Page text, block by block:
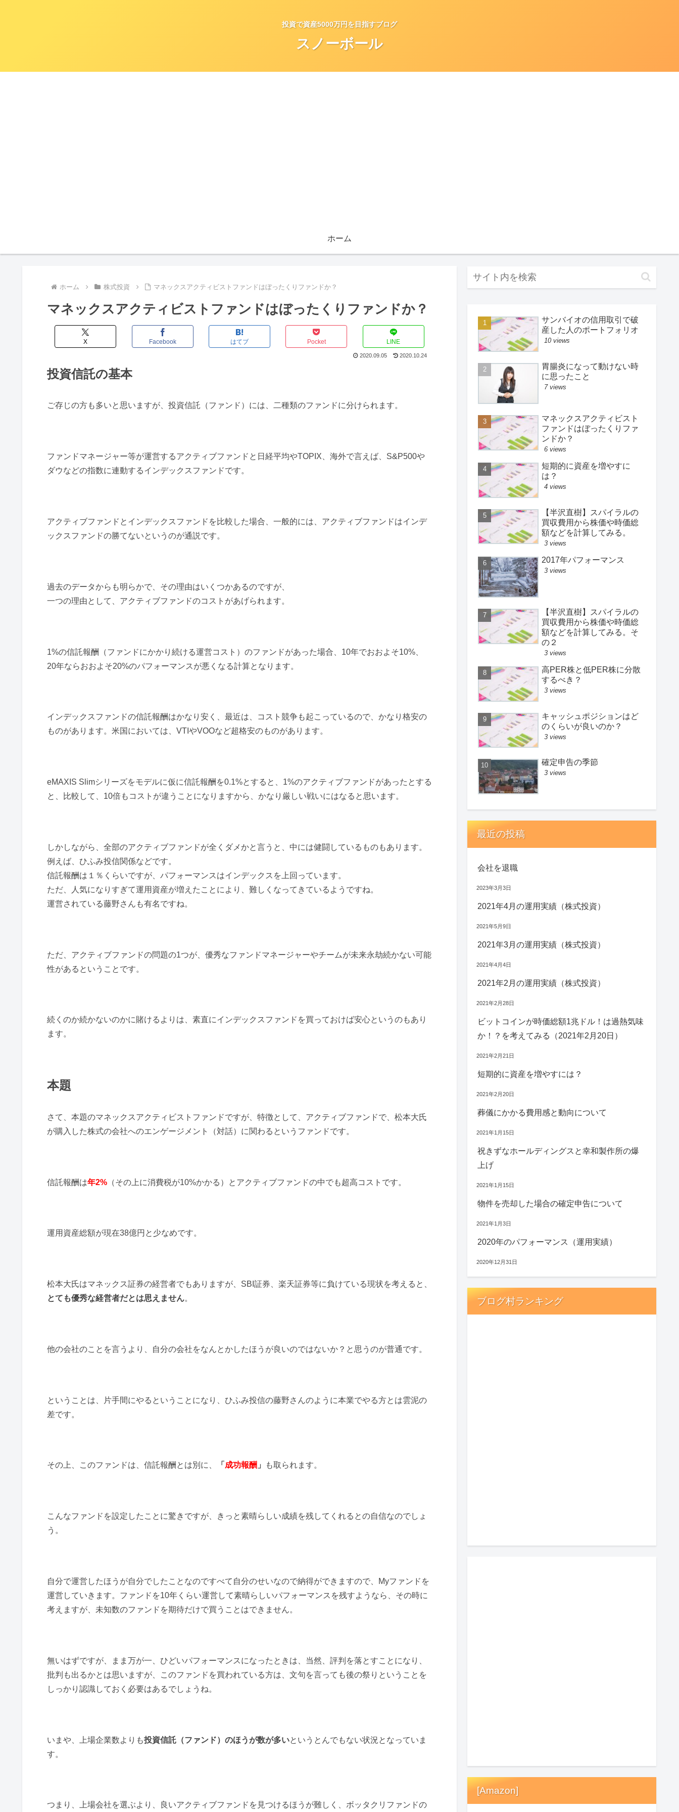
投資で資産5000万円を目指すブログ
スノーボール
ホーム
ホーム 株式投資 マネックスアクティビストファンドはぼったくりファンドか？
マネックスアクティビストファンドはぼったくりファンドか？
X Facebook はてブ Pocket LINE
2020.09.05 2020.10.24
投資信託の基本
ご存じの方も多いと思いますが、投資信託（ファンド）には、二種類のファンドに分けられます。
ファンドマネージャー等が運営するアクティブファンドと日経平均やTOPIX、海外で言えば、S&P500や
ダウなどの指数に連動するインデックスファンドです。
アクティブファンドとインデックスファンドを比較した場合、一般的には、アクティブファンドはインデ
ックスファンドの勝てないというのが通説です。
過去のデータからも明らかで、その理由はいくつかあるのですが、
一つの理由として、アクティブファンドのコストがあげられます。
1%の信託報酬（ファンドにかかり続ける運営コスト）のファンドがあった場合、10年でおおよそ10%、
20年ならおおよそ20%のパフォーマンスが悪くなる計算となります。
インデックスファンドの信託報酬はかなり安く、最近は、コスト競争も起こっているので、かなり格安の
ものがあります。米国においては、VTIやVOOなど超格安のものがあります。
eMAXIS Slimシリーズをモデルに仮に信託報酬を0.1%とすると、1%のアクティブファンドがあったとする
と、比較して、10倍もコストが違うことになりますから、かなり厳しい戦いにはなると思います。
しかしながら、全部のアクティブファンドが全くダメかと言うと、中には健闘しているものもあります。
例えば、ひふみ投信関係などです。
信託報酬は１％くらいですが、パフォーマンスはインデックスを上回っています。
ただ、人気になりすぎて運用資産が増えたことにより、難しくなってきているようですね。
運営されている藤野さんも有名ですね。
ただ、アクティブファンドの問題の1つが、優秀なファンドマネージャーやチームが未来永劫続かない可能
性があるということです。
続くのか続かないのかに賭けるよりは、素直にインデックスファンドを買っておけば安心というのもあり
ます。
本題
さて、本題のマネックスアクティビストファンドですが、特徴として、アクティブファンドで、松本大氏
が購入した株式の会社へのエンゲージメント（対話）に関わるというファンドです。
信託報酬は年2% （その上に消費税が10%かかる）とアクティブファンドの中でも超高コストです。
運用資産総額が現在38億円と少なめです。
松本大氏はマネックス証券の経営者でもありますが、SBI証券、楽天証券等に負けている現状を考えると、
とても優秀な経営者だとは思えません。
他の会社のことを言うより、自分の会社をなんとかしたほうが良いのではないか？と思うのが普通です。
ということは、片手間にやるということになり、ひふみ投信の藤野さんのように本業でやる方とは雲泥の
差です。
その上、このファンドは、信託報酬とは別に、 「 成功報酬 」 も取られます。
こんなファンドを設定したことに驚きですが、きっと素晴らしい成績を残してくれるとの自信なのでしょ
う。
自分で運営したほうが自分でしたことなのですべて自分のせいなので納得ができますので、Myファンドを
運営していきます。ファンドを10年くらい運営して素晴らしいパフォーマンスを残すようなら、その時に
考えますが、未知数のファンドを期待だけで買うことはできません。
無いはずですが、まま万が一、ひどいパフォーマンスになったときは、当然、評判を落とすことになり、
批判も出るかとは思いますが、このファンドを買われている方は、文句を言っても後の祭りということを
しっかり認識しておく必要はあるでしょうね。
いまや、上場企業数よりも投資信託（ファンド）のほうが数が多いというとんでもない状況となっていま
す。
つまり、上場会社を選ぶより、良いアクティブファンドを見つけるほうが難しく、ボッタクリファンドの
サンバイオの信用取引で破
産した人のポートフォリオ
10 views
胃腸炎になって動けない時
に思ったこと
7 views
マネックスアクティビスト
ファンドはぼったくりファ
ンドか？
6 views
短期的に資産を増やすに
は？
4 views
【半沢直樹】スパイラルの
買収費用から株価や時価総
額などを計算してみる。
3 views
2017年パフォーマンス
3 views
【半沢直樹】スパイラルの
買収費用から株価や時価総
額などを計算してみる。そ
の２
3 views
高PER株と低PER株に分散
するべき？
3 views
キャッシュポジションはど
のくらいが良いのか？
3 views
確定申告の季節
3 views
最近の投稿
会社を退職
2023年3月3日
2021年4月の運用実績（株式投資）
2021年5月9日
2021年3月の運用実績（株式投資）
2021年4月4日
2021年2月の運用実績（株式投資）
2021年2月28日
ビットコインが時価総額1兆ドル！は過熱気味
か！？を考えてみる（2021年2月20日）
2021年2月21日
短期的に資産を増やすには？
2021年2月20日
葬儀にかかる費用感と動向について
2021年1月15日
祝きずなホールディングスと幸和製作所の爆
上げ
2021年1月15日
物件を売却した場合の確定申告について
2021年1月3日
2020年のパフォーマンス（運用実績）
2020年12月31日
ブログ村ランキング
[Amazon]